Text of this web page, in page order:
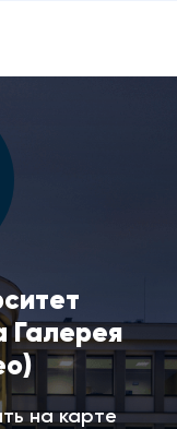
на карте